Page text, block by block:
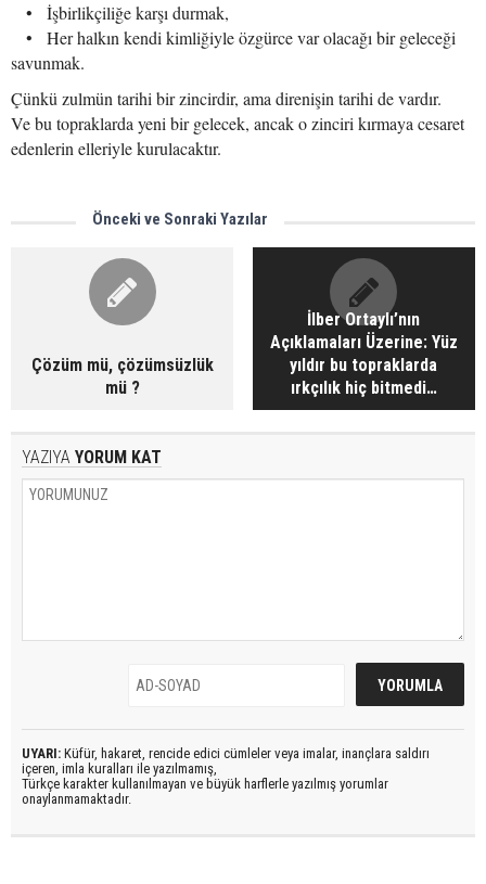
• İşbirlikçiliğe karşı durmak,
• Her halkın kendi kimliğiyle özgürce var olacağı bir geleceği
savunmak.
Çünkü zulmün tarihi bir zincirdir, ama direnişin tarihi de vardır.
Ve bu topraklarda yeni bir gelecek, ancak o zinciri kırmaya cesaret
edenlerin elleriyle kurulacaktır.
Önceki ve Sonraki Yazılar
Çözüm mü, çözümsüzlük
mü ?
İlber Ortaylı’nın
Açıklamaları Üzerine: Yüz
yıldır bu topraklarda
ırkçılık hiç bitmedi…
YAZIYA YORUM KAT
UYARI: Küfür, hakaret, rencide edici cümleler veya imalar, inançlara saldırı
içeren, imla kuralları ile yazılmamış,
Türkçe karakter kullanılmayan ve büyük harflerle yazılmış yorumlar
onaylanmamaktadır.